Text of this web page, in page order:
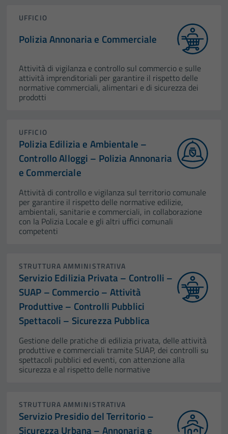
UFFICIO
Polizia Annonaria e Commerciale
Attività di vigilanza e controllo sul commercio e sulle
attività imprenditoriali per garantire il rispetto delle
normative commerciali, alimentari e di sicurezza dei
prodotti
UFFICIO
Polizia Edilizia e Ambientale –
Controllo Alloggi – Polizia Annonaria
e Commerciale
Attività di controllo e vigilanza sul territorio comunale
per garantire il rispetto delle normative edilizie,
ambientali, sanitarie e commerciali, in collaborazione
con la Polizia Locale e gli altri uffici comunali
competenti
STRUTTURA AMMINISTRATIVA
Servizio Edilizia Privata – Controlli –
SUAP – Commercio – Attività
Produttive – Controlli Pubblici
Spettacoli – Sicurezza Pubblica
Gestione delle pratiche di edilizia privata, delle attività
produttive e commerciali tramite SUAP, dei controlli su
spettacoli pubblici ed eventi, con attenzione alla
sicurezza e al rispetto delle normative
STRUTTURA AMMINISTRATIVA
Servizio Presidio del Territorio –
Sicurezza Urbana – Annonaria e